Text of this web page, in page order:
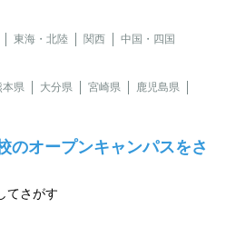
東海・北陸 関西 中国・四国
本県 大分県 宮崎県
鹿児島県
のオープンキャンパスをさ
てさがす